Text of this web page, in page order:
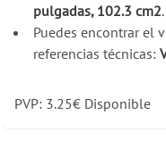
pulgadas, 102.3 cm2.
Puedes encontrar el
referencias técnicas:
PVP: 3.25€ Disponible